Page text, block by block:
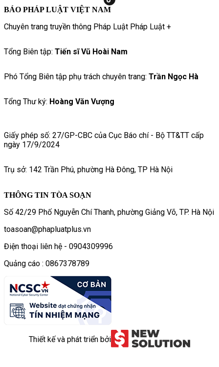
BÁO PHÁP LUẬT VIỆT NAM
Chuyên trang truyền thông Pháp Luật Pháp Luật +
Tổng Biên tập: Tiến sĩ Vũ Hoài Nam
Phó Tổng Biên tập phụ trách chuyên trang: Trần Ngọc Hà
Tổng Thư ký: Hoàng Văn Vượng
Giấy phép số: 27/GP-CBC của Cục Báo chí - Bộ TT&TT cấp
ngày 17/9/2024
Trụ sở: 142 Trần Phú, phường Hà Đông, TP Hà Nội
THÔNG TIN TÒA SOẠN
Số 42/29 Phố Nguyễn Chí Thanh, phường Giảng Võ, TP. Hà Nội
toasoan@phapluatplus.vn
Điện thoại liên hệ - 0904309996
Quảng cáo : 0867378789
Thiết kế và phát triển bởi